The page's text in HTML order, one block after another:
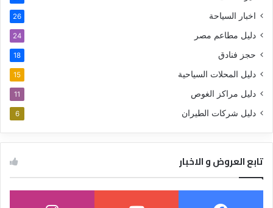
اخبار السياحة 26
دليل مطاعم مصر 24
حجز فنادق 18
دليل المحلات السياحية 15
دليل مراكز الغوص 11
دليل شركات الطيران 6
تابع العروض و الاخبار